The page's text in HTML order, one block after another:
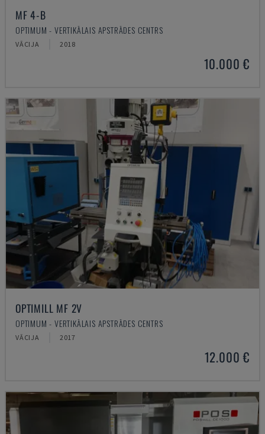
MF 4-B
OPTIMUM - VERTIKĀLAIS APSTRĀDES CENTRS
VĀCIJA 2018
10.000 €
OPTIMILL MF 2V
OPTIMUM - VERTIKĀLAIS APSTRĀDES CENTRS
VĀCIJA 2017
12.000 €